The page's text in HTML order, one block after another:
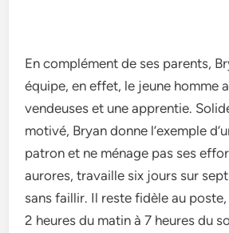
En complément de ses parents,
équipe, en effet, le jeune homme
vendeuses et une apprentie.
motivé, Bryan donne l’exemple
patron et ne ménage pas ses
aurores, travaille six jours sur
sans faillir. Il reste fidèle au
2 heures du matin à 7 heures du